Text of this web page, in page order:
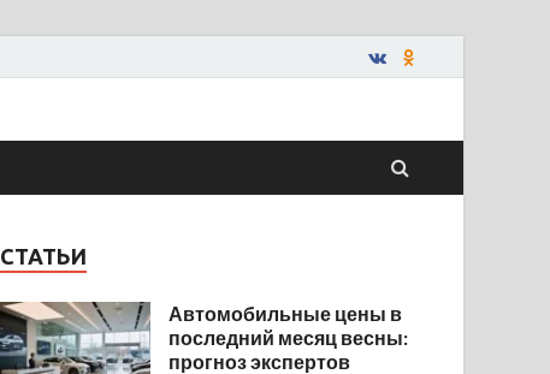
СТАТЬИ
Автомобильные цены в
последний месяц весны:
прогноз экспертов